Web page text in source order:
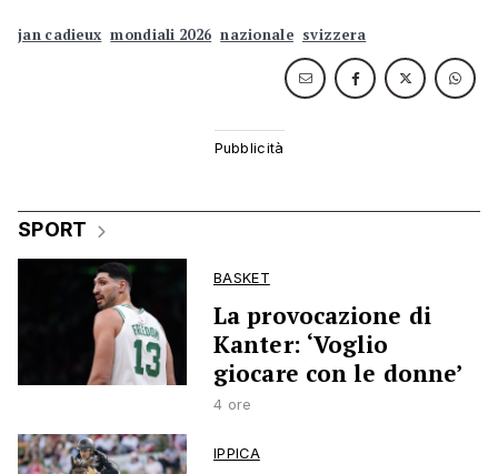
jan cadieux mondiali 2026 nazionale svizzera
SPORT
BASKET
La provocazione di
Kanter: ‘Voglio
giocare con le donne’
4 ore
IPPICA